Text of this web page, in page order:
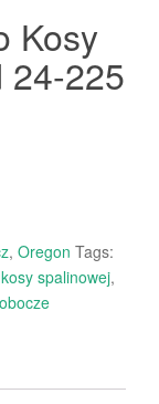
Kosy
225
, Oregon Tags:
spalinowej,